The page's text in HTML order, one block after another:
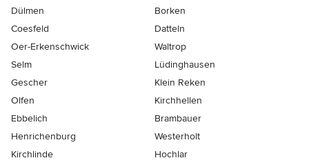
Dülmen
Borken
Coesfeld
Datteln
Oer-Erkenschwick
Waltrop
Selm
Lüdinghausen
Gescher
Klein Reken
Olfen
Kirchhellen
Ebbelich
Brambauer
Henrichenburg
Westerholt
Kirchlinde
Hochlar